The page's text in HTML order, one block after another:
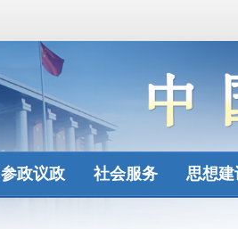
参政议政 社会服务 思想建